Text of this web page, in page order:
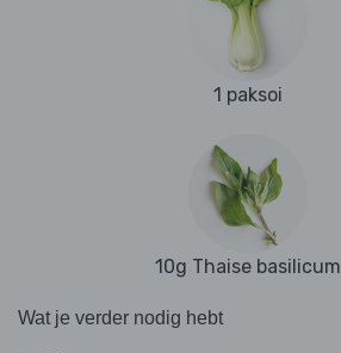
1 paksoi
10g Thaise basilicum
Wat je verder nodig hebt